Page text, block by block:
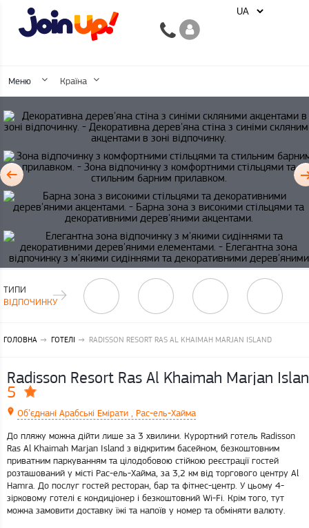
Меню Країна
ТИПИ
ВІДПОЧИНКУ
ГОЛОВНА ГОТЕЛІ RADISSON RESORT RAS AL KHAIMAH MARJAN ISLAND
Radisson Resort Ras Al Khaimah Marjan
5
Обʼєднані Арабські Емірати , Рас-ель-Хайма
До пляжу можна дійти лише за 3 хвилини. Курортний готель Radisson
Ras Al Khaimah Marjan Island з відкритим басейном, безкоштовним
приватним паркуванням та цілодобовою стійкою реєстрації гостей
розташований у місті Рас-ель-Хайма, за 3,2 км від торгового центру Al
Hamra. До послуг гостей ресторан, бар та фітнес-центр. У цьому 4-
зірковому готелі є кондиціонер і безкоштовний Wi-Fi. Крім того, тут
можна замовити доставку їжі та напоїв у номер та обміняти валюту.